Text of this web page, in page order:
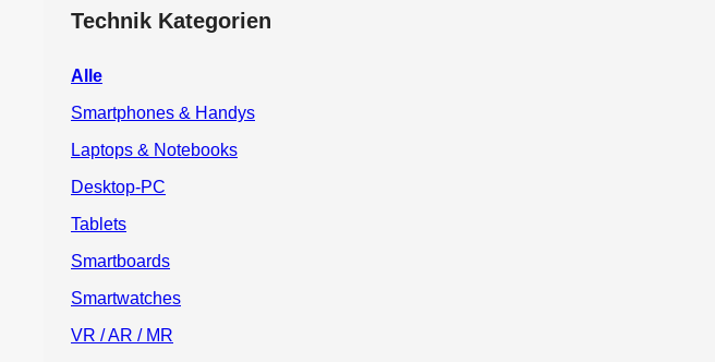
Technik Kategorien
Alle
Smartphones & Handys
Laptops & Notebooks
Desktop-PC
Tablets
Smartboards
Smartwatches
VR / AR / MR